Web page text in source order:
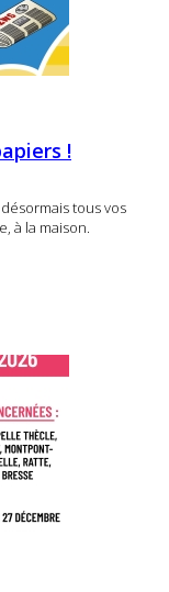
!
tous vos
à la maison.